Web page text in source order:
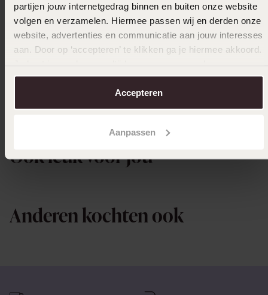
partijen jouw internetgedrag binnen en buiten onze website
volgen en verzamelen. Hiermee passen wij en derden onze
website, advertenties en communicatie aan jouw interesses
aan. Door op ‘accepteren’ te klikken ga je hiermee akkoord.
over in onscookiebeleid.
Accepteren
Aanpassen
23-12-2023 - Birgitte v.
Ook leuk voor jou
Anderen kochten ook